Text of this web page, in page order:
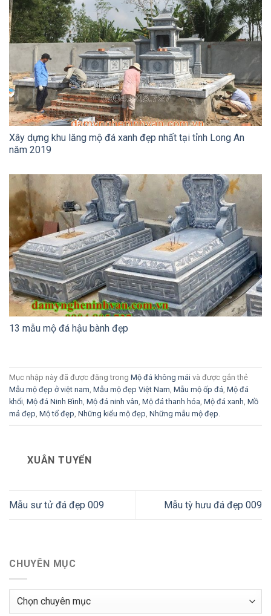
Xây dựng khu lăng mộ đá xanh đẹp nhất tại tỉnh Long An
năm 2019
13 mẫu mộ đá hậu bành đẹp
Mục nhập này đã được đăng trong Mộ đá không mái và được gắn thẻ
Mẫu mộ đẹp ở việt nam, Mẫu mộ đẹp Việt Nam, Mẫu mộ ốp đá, Mộ đá
khối, Mộ đá Ninh Bình, Mộ đá ninh vân, Mộ đá thanh hóa, Mộ đá xanh, Mồ
mả đẹp, Mộ tổ đẹp, Những kiểu mộ đẹp, Những mẫu mộ đẹp.
XUÂN TUYỂN
Mẫu sư tử đá đẹp 009 Mẫu tỳ hưu đá đẹp 009
CHUYÊN MỤC
Chuyên